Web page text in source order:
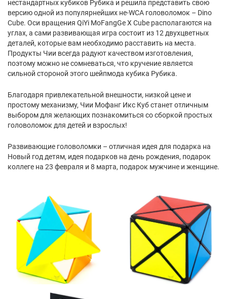
нестандартных кубиков Рубика и решила представить свою
версию одной из популярнейших не-WCA головоломок – Dino
Cube. Оси вращения QiYi MoFangGe X Cube располагаются на
углах, а сами развивающая игра состоит из 12 двухцветных
деталей, которые вам необходимо расставить на места.
Продукты Чии всегда радуют качеством изготовления,
поэтому можно не сомневаться, что кручение является
сильной стороной этого шейпмода кубика Рубика.
Благодаря привлекательной внешности, низкой цене и
простому механизму, Чии Мофанг Икс Куб станет отличным
выбором для желающих познакомиться со сборкой простых
головоломок для детей и взрослых!
Развивающие головоломки – отличная идея для подарка на
Новый год детям, идея подарков на день рождения, подарок
коллеге на 23 февраля и 8 марта, подарок мужчине и женщине.